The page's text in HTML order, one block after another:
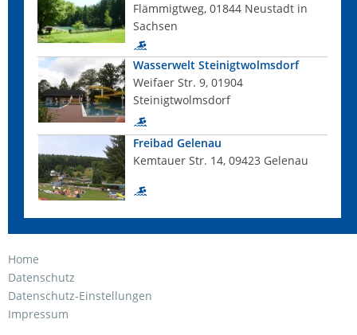
Flämmigtweg, 01844 Neustadt in
Sachsen
Wasserwelt Steinigtwolmsdorf
Weifaer Str. 9, 01904
Steinigtwolmsdorf
Freibad Gelenau
Kemtauer Str. 14, 09423 Gelenau
Home
Datenschutz
Datenschutz-Einstellungen
Impressum